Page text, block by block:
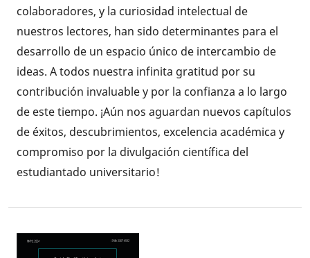
colaboradores, y la curiosidad intelectual de
nuestros lectores, han sido determinantes para el
desarrollo de un espacio único de intercambio de
ideas. A todos nuestra infinita gratitud por su
contribución invaluable y por la confianza a lo largo
de este tiempo. ¡Aún nos aguardan nuevos capítulos
de éxitos, descubrimientos, excelencia académica y
compromiso por la divulgación científica del
estudiantado universitario!